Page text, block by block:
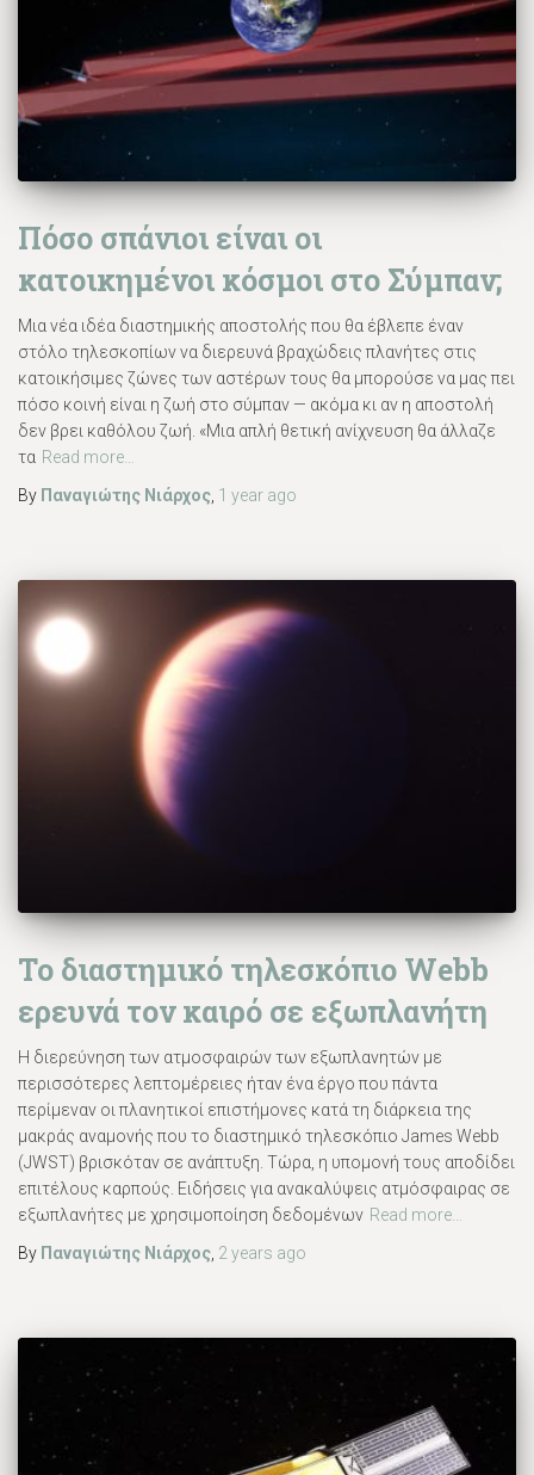
Πόσο σπάνιοι είναι οι
κατοικημένοι κόσμοι στο Σύμπαν;
Μια νέα ιδέα διαστημικής αποστολής που θα έβλεπε έναν
στόλο τηλεσκοπίων να διερευνά βραχώδεις πλανήτες στις
κατοικήσιμες ζώνες των αστέρων τους θα μπορούσε να μας πει
πόσο κοινή είναι η ζωή στο σύμπαν — ακόμα κι αν η αποστολή
δεν βρει καθόλου ζωή. «Μια απλή θετική ανίχνευση θα άλλαζε
τα Read more…
By Παναγιώτης Νιάρχος, 1 year ago
Το διαστημικό τηλεσκόπιο Webb
ερευνά τον καιρό σε εξωπλανήτη
Η διερεύνηση των ατμοσφαιρών των εξωπλανητών με
περισσότερες λεπτομέρειες ήταν ένα έργο που πάντα
περίμεναν οι πλανητικοί επιστήμονες κατά τη διάρκεια της
μακράς αναμονής που το διαστημικό τηλεσκόπιο James Webb
(JWST) βρισκόταν σε ανάπτυξη. Τώρα, η υπομονή τους αποδίδει
επιτέλους καρπούς. Ειδήσεις για ανακαλύψεις ατμόσφαιρας σε
εξωπλανήτες με χρησιμοποίηση δεδομένων Read more…
By Παναγιώτης Νιάρχος 2 years ago